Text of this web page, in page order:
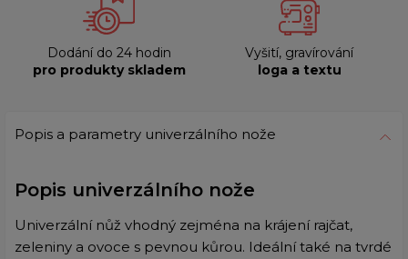
Dodání do 24 hodin
pro produkty skladem
Vyšití, gravírování
loga a textu
Popis a parametry univerzálního nože
Popis univerzálního nože
Univerzální nůž vhodný zejména na krájení rajčat,
zeleniny a ovoce s pevnou kůrou. Ideální také na tvrdé